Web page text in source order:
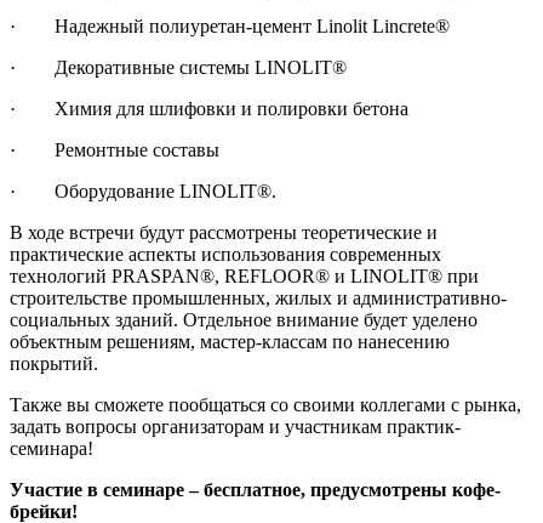
· Надежный полиуретан-цемент Linolit Lincrete®
· Декоративные системы LINOLIT®
· Химия для шлифовки и полировки бетона
· Ремонтные составы
· Оборудование LINOLIT®.
В ходе встречи будут рассмотрены теоретические и
практические аспекты использования современных
технологий PRASPAN®, REFLOOR® и LINOLIT® при
строительстве промышленных, жилых и административно-
социальных зданий. Отдельное внимание будет уделено
объектным решениям, мастер-классам по нанесению
покрытий.
Также вы сможете пообщаться со своими коллегами с рынка,
задать вопросы организаторам и участникам практик-
семинара!
Участие в семинаре – бесплатное, предусмотрены кофе-
брейки!